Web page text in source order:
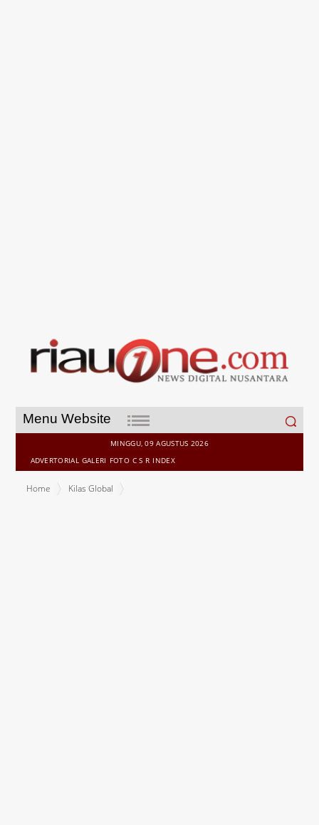
Menu Website
Search
for:
MINGGU, 09 AGUSTUS 2026
ADVERTORIAL GALERI FOTO C S R INDEX
Home
Kilas Global